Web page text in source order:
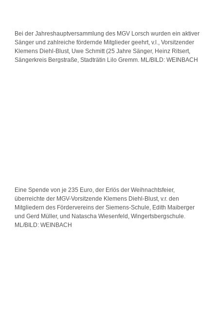
Bei der Jahreshauptversammlung des MGV Lorsch wurden ein aktiver
Sänger und zahlreiche fördernde Mitglieder geehrt, v.l., Vorsitzender
Klemens Diehl-Blust, Uwe Schmitt (25 Jahre Sänger, Heinz Ritsert,
Sängerkreis Bergstraße, Stadträtin Lilo Gremm. ML/BILD: WEINBACH
Eine Spende von je 235 Euro, der Erlös der Weihnachtsfeier,
überreichte der MGV-Vorsitzende Klemens Diehl-Blust, v.r. den
Mitgliedern des Fördervereins der Siemens-Schule, Edith Maiberger
und Gerd Müller, und Natascha Wiesenfeld, Wingertsbergschule.
ML/BILD: WEINBACH